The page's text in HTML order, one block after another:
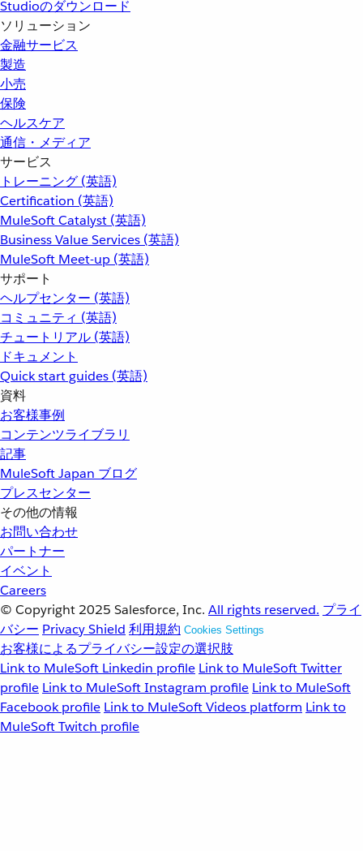
Studioのダウンロード
ソリューション
金融サービス
製造
小売
保険
ヘルスケア
通信・メディア
サービス
トレーニング (英語)
Certification (英語)
MuleSoft Catalyst (英語)
Business Value Services (英語)
MuleSoft Meet-up (英語)
サポート
ヘルプセンター (英語)
コミュニティ (英語)
チュートリアル (英語)
ドキュメント
Quick start guides (英語)
資料
お客様事例
コンテンツライブラリ
記事
MuleSoft Japan ブログ
プレスセンター
その他の情報
お問い合わせ
パートナー
イベント
Careers
© Copyright 2025 Salesforce, Inc. All rights reserved. プライ
バシー Privacy Shield 利用規約 Cookies Settings
お客様によるプライバシー設定の選択肢
Link to MuleSoft Linkedin profile Link to MuleSoft Twitter
profile Link to MuleSoft Instagram profile Link to MuleSoft
Facebook profile Link to MuleSoft Videos platform Link to
MuleSoft Twitch profile